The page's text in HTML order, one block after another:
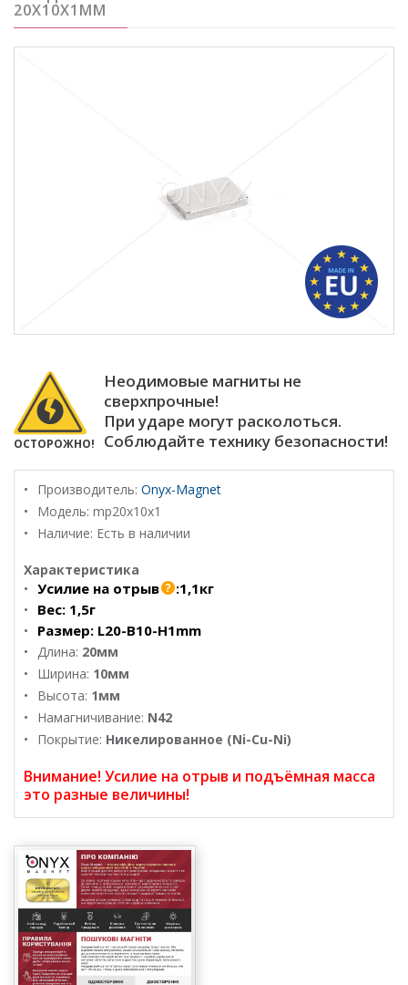
20Х10Х1ММ
ОСТОРОЖНО!
Неодимовые магниты не
сверхпрочные!
При ударе могут расколоться.
Соблюдайте технику безопасности!
Производитель: Onyx-Magnet
Модель: mp20х10х1
Наличие: Есть в наличии
Характеристика
Усилие на отрыв :1,1кг
Вес: 1,5г
Размер: L20-B10-H1mm
Длина: 20мм
Ширина: 10мм
Высота: 1мм
Намагничивание: N42
Покрытие: Никелированное (Ni-Cu-Ni)
Внимание! Усилие на отрыв и подъёмная масса
это разные величины!